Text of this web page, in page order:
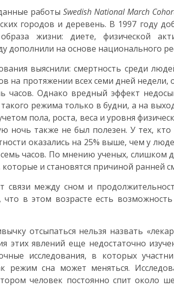
работы Swedish National March
городов и деревень. В 1997 году
образа жизни: диете, физической
дополнили на основе национального
выяснили: смертность среди
на протяжении всех семи дней недели,
часов. Однако вредный эффект
режима только в будни, а на
пола, роста, веса и уровня
ночь также не был полезен. У тех,
оказались на 25% выше, чем у
семь часов. По мнению ученых, слишком
и становятся причиной ранней
связи между сном и
что в этом возрасте есть
отсыпаться нельзя назвать
этих явлений еще недостаточно
исследования, в которых
режим сна может меняться.
человек постоянно спит около